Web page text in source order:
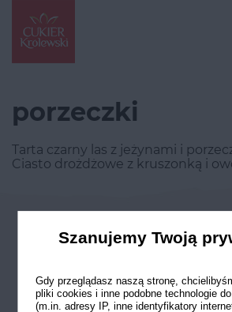
porzeczki
Tarta czarny las z jeżynami i
Ciasto drożdżowe z kruszonką i
Odwiedź nasze
mediach
Szanujemy Twoją
Gdy przeglądasz naszą stronę,
pliki cookies i inne podobne technologie
(m.in. adresy IP, inne identyfikatory